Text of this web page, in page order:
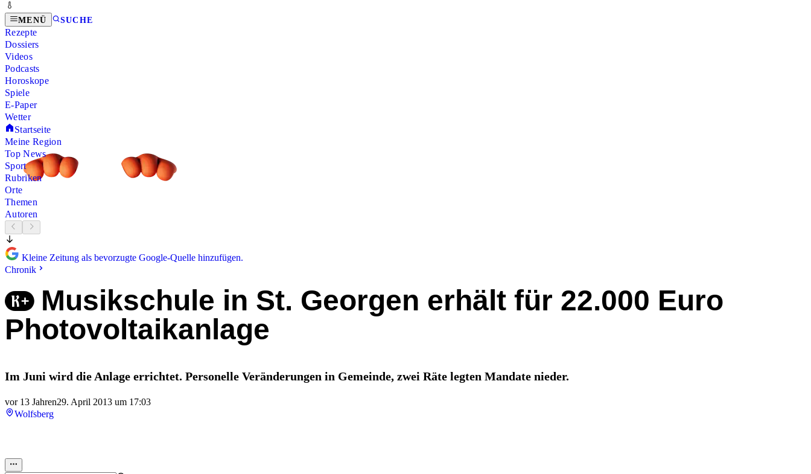
MENÜ SUCHE
Rezepte
Dossiers
Videos
Podcasts
Horoskope
Spiele
E-Paper
Wetter
Startseite
Meine Region
Top News
Sport
Rubriken
Orte
Themen
Autoren
Kleine Zeitung als bevorzugte Google-Quelle hinzufügen.
Chronik
Musikschule in St. Georgen erhält für 22.000 Euro
Photovoltaikanlage
Im Juni wird die Anlage errichtet. Personelle Veränderungen in Gemeinde, zwei Räte legten Mandate nieder.
vor 13 Jahren29. April 2013 um 17:03
Wolfsberg